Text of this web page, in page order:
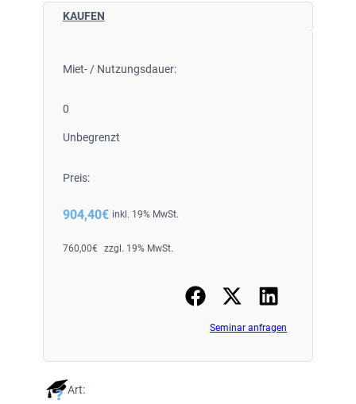
KAUFEN
Miet- / Nutzungsdauer:
0
Unbegrenzt
Preis:
904,40€ inkl. 19% MwSt.
760,00€ zzgl. 19% MwSt.
Seminar anfragen
Art: